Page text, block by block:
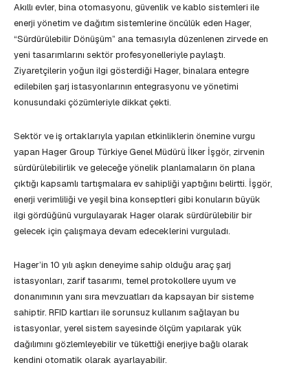
Akıllı evler, bina otomasyonu, güvenlik ve kablo sistemleri ile
enerji yönetim ve dağıtım sistemlerine öncülük eden Hager,
“Sürdürülebilir Dönüşüm” ana temasıyla düzenlenen zirvede en
yeni tasarımlarını sektör profesyonelleriyle paylaştı.
Ziyaretçilerin yoğun ilgi gösterdiği Hager, binalara entegre
edilebilen şarj istasyonlarının entegrasyonu ve yönetimi
konusundaki çözümleriyle dikkat çekti.
Sektör ve iş ortaklarıyla yapılan etkinliklerin önemine vurgu
yapan Hager Group Türkiye Genel Müdürü İlker İşgör, zirvenin
sürdürülebilirlik ve geleceğe yönelik planlamaların ön plana
çıktığı kapsamlı tartışmalara ev sahipliği yaptığını belirtti. İşgör,
enerji verimliliği ve yeşil bina konseptleri gibi konuların büyük
ilgi gördüğünü vurgulayarak Hager olarak sürdürülebilir bir
gelecek için çalışmaya devam edeceklerini vurguladı.
Hager’in 10 yılı aşkın deneyime sahip olduğu araç şarj
istasyonları, zarif tasarımı, temel protokollere uyum ve
donanımının yanı sıra mevzuatları da kapsayan bir sisteme
sahiptir. RFID kartları ile sorunsuz kullanım sağlayan bu
istasyonlar, yerel sistem sayesinde ölçüm yapılarak yük
dağılımını gözlemleyebilir ve tükettiği enerjiye bağlı olarak
kendini otomatik olarak ayarlayabilir.